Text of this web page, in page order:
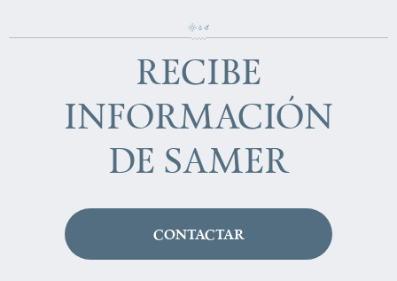
RECIBE
INFORMACIÓN
DE SAMER
CONTACTAR